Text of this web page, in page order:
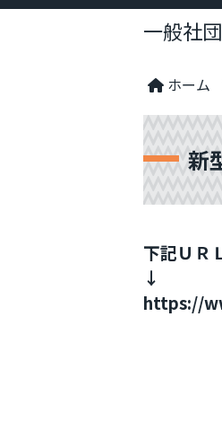
一般社
ホーム
新
下記ＵＲ
↓
https://